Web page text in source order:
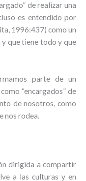
de realizar una
es entendido por
1996:437) como un
y que tiene todo y que
parte de un
“encargados” de
de nosotros, como
nos rodea.
dirigida a compartir
a las culturas y en